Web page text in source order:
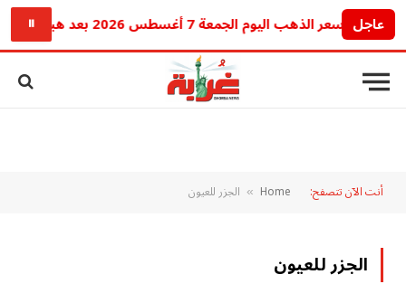
عاجلسعر الذهب اليوم الجمعة 7 أغسطس 2026 بعد هبوط عيار 21.. هل الوقت مناسب للشراء؟ ⏸
أنت الآن تتصفح: Home
» الجزر للعيون
الجزر للعيون